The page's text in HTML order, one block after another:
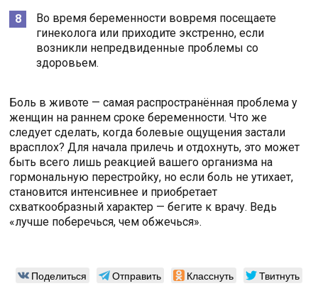
Во время беременности вовремя посещаете
гинеколога или приходите экстренно, если
возникли непредвиденные проблемы со
здоровьем.
Боль в животе — самая распространённая проблема у
женщин на раннем сроке беременности. Что же
следует сделать, когда болевые ощущения застали
врасплох? Для начала прилечь и отдохнуть, это может
быть всего лишь реакцией вашего организма на
гормональную перестройку, но если боль не утихает,
становится интенсивнее и приобретает
схваткообразный характер — бегите к врачу. Ведь
«лучше поберечься, чем обжечься».
Поделиться Отправить Класснуть Твитнуть